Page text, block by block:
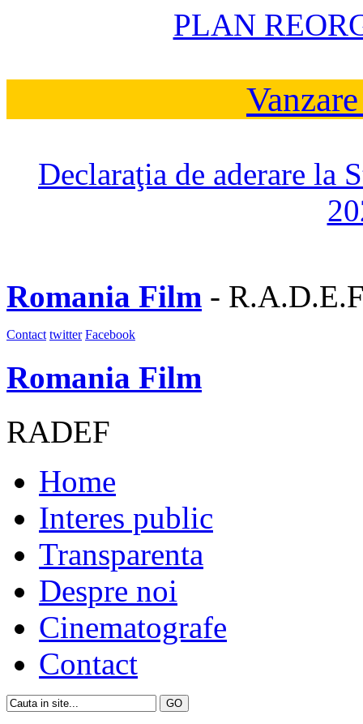
PLAN
Declaraţia de aderare la
Romania Film -
Contact twitter Facebook
Romania Film
RADEF
Home
Interes public
Transparenta
Despre noi
Cinematografe
Contact